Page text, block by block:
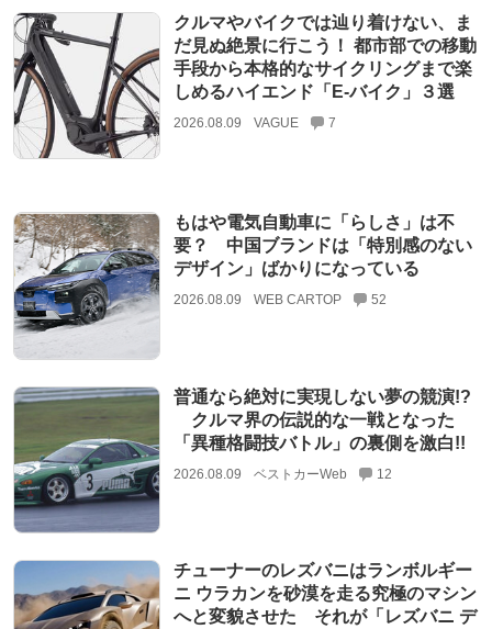
クルマやバイクでは辿り着けない、ま
だ見ぬ絶景に行こう！ 都市部での移動
手段から本格的なサイクリングまで楽
しめるハイエンド「E-バイク」３選
2026.08.09 VAGUE 7
もはや電気自動車に「らしさ」は不
要？ 中国ブランドは「特別感のない
デザイン」ばかりになっている
2026.08.09 WEB CARTOP 52
普通なら絶対に実現しない夢の競演!?
クルマ界の伝説的な一戦となった
「異種格闘技バトル」の裏側を激白!!
2026.08.09 ベストカーWeb 12
チューナーのレズバニはランボルギー
ニ ウラカンを砂漠を走る究極のマシン
へと変貌させた それが「レズバニ デ